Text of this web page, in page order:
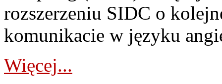
rozszerzeniu SIDC o
komunikacie w języku
Więcej...